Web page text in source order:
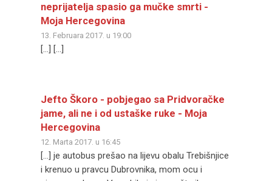
neprijatelja spasio ga mučke smrti -
Moja Hercegovina
13. Februara 2017. u 19:00
[…] […]
Jefto Škoro - pobjegao sa Pridvoračke
jame, ali ne i od ustaške ruke - Moja
Hercegovina
12. Marta 2017. u 16:45
[…] je autobus prešao na lijevu obalu Trebišnjice
i krenuo u pravcu Dubrovnika, mom ocu i